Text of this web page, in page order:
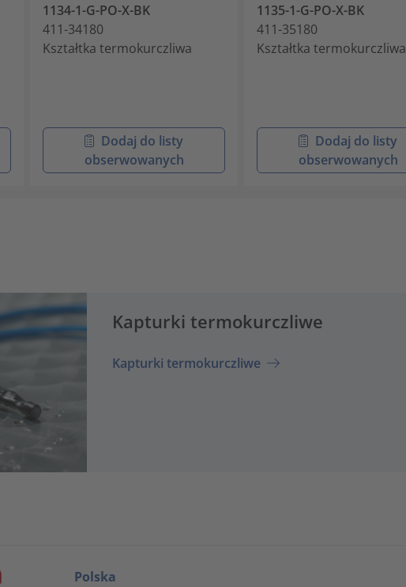
1134-1-G-PO-X-BK
411-34180
Kształtka termokurczliwa
Dodaj do listy
obserwowanych
1135-1-G-PO-X-BK
411-35180
Kształtka termokurczliwa
Dodaj do listy
obserwowanych
Kapturki termokurczliwe
Kapturki termokurczliwe
Polska